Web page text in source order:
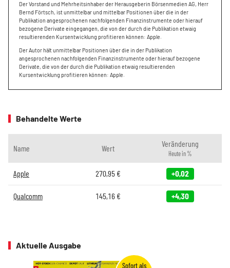
Der Vorstand und Mehrheitsinhaber der Herausgeberin Börsenmedien AG, Herr
Bernd Förtsch, ist unmittelbar und mittelbar Positionen über die in der
Publikation angesprochenen nachfolgenden Finanzinstrumente oder hierauf
bezogene Derivate eingegangen, die von der durch die Publikation etwaig
resultierenden Kursentwicklung profitieren können: Apple.
Der Autor hält unmittelbar Positionen über die in der Publikation
angesprochenen nachfolgenden Finanzinstrumente oder hierauf bezogene
Derivate, die von der durch die Publikation etwaig resultierenden
Kursentwicklung profitieren können: Apple.
Behandelte Werte
Name Wert Veränderung
Heute in %
Apple 270,95€ +0,02
Qualcomm 145,16€ +4,30
Aktuelle Ausgabe